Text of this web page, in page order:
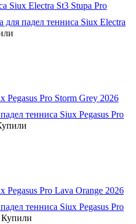
Siux Electra St3 Stupa Pro
для падел тенниса Siux Electra
Pegasus Pro Storm Grey 2026
тенниса Siux Pegasus Pro
Pegasus Pro Lava Orange 2026
тенниса Siux Pegasus Pro
Купили